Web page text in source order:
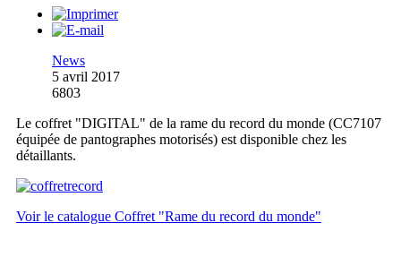
News
5 avril 2017
6803
Le coffret "DIGITAL" de la rame du record du monde (CC7107
équipée de pantographes motorisés) est disponible chez les
détaillants.
Voir le catalogue Coffret "Rame du record du monde"